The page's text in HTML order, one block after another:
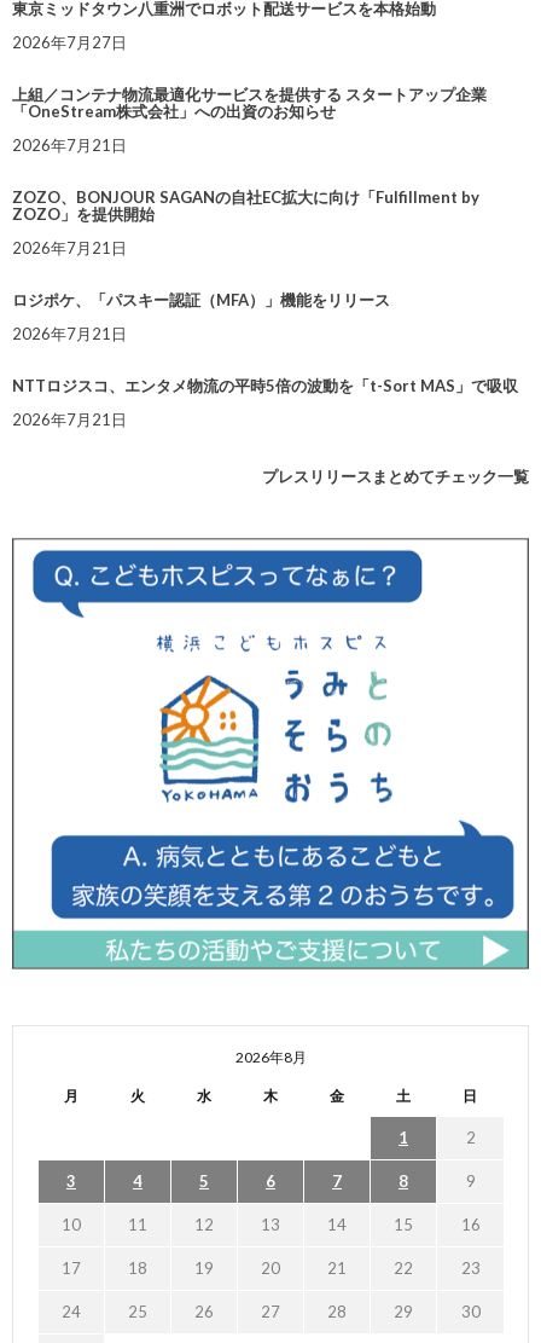
東京ミッドタウン八重洲でロボット配送サービスを本格始動
2026年7月27日
上組／コンテナ物流最適化サービスを提供する スタートアップ企業
「OneStream株式会社」への出資のお知らせ
2026年7月21日
ZOZO、BONJOUR SAGANの自社EC拡大に向け「Fulfillment by
ZOZO」を提供開始
2026年7月21日
ロジポケ、「パスキー認証（MFA）」機能をリリース
2026年7月21日
NTTロジスコ、エンタメ物流の平時5倍の波動を「t-Sort MAS」で吸収
2026年7月21日
プレスリリースまとめてチェック一覧
2026年8月
月 火 水 木 金 土 日
1 2
3 4 5 6 7 8 9
10 11 12 13 14 15 16
17 18 19 20 21 22 23
24 25 26 27 28 29 30